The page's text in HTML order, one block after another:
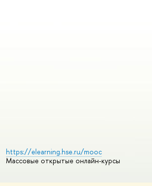
https://elearning.hse.ru/mooc
Массовые открытые онлайн-курсы